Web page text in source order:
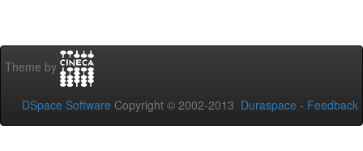
Theme by
DSpace Software Copyright © 2002-2013 Duraspace - Feedback